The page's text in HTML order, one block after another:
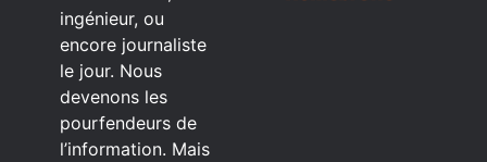
ingénieur, ou
encore journaliste
le jour. Nous
devenons les
pourfendeurs de
l’information. Mais